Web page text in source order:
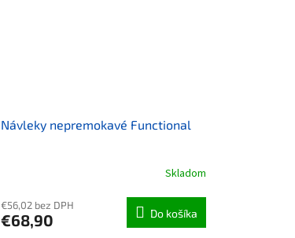
Návleky nepremokavé Functional
Skladom
€56,02 bez DPH
€68,90 Do košíka